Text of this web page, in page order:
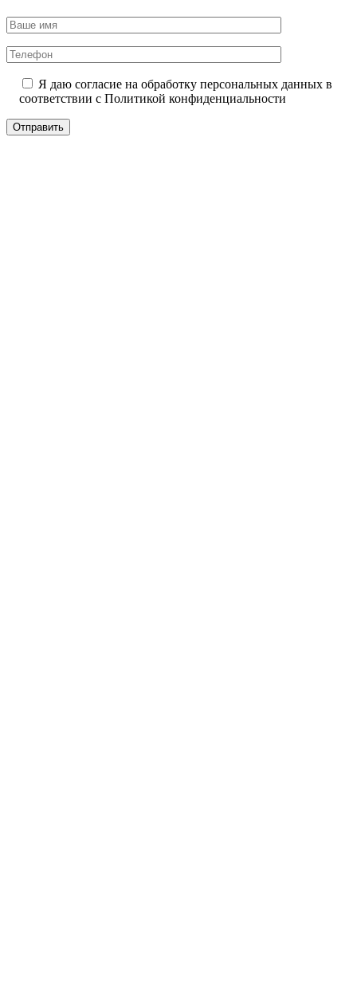
Я даю согласие на обработку персональных данных в
соответствии с Политикой конфиденциальности